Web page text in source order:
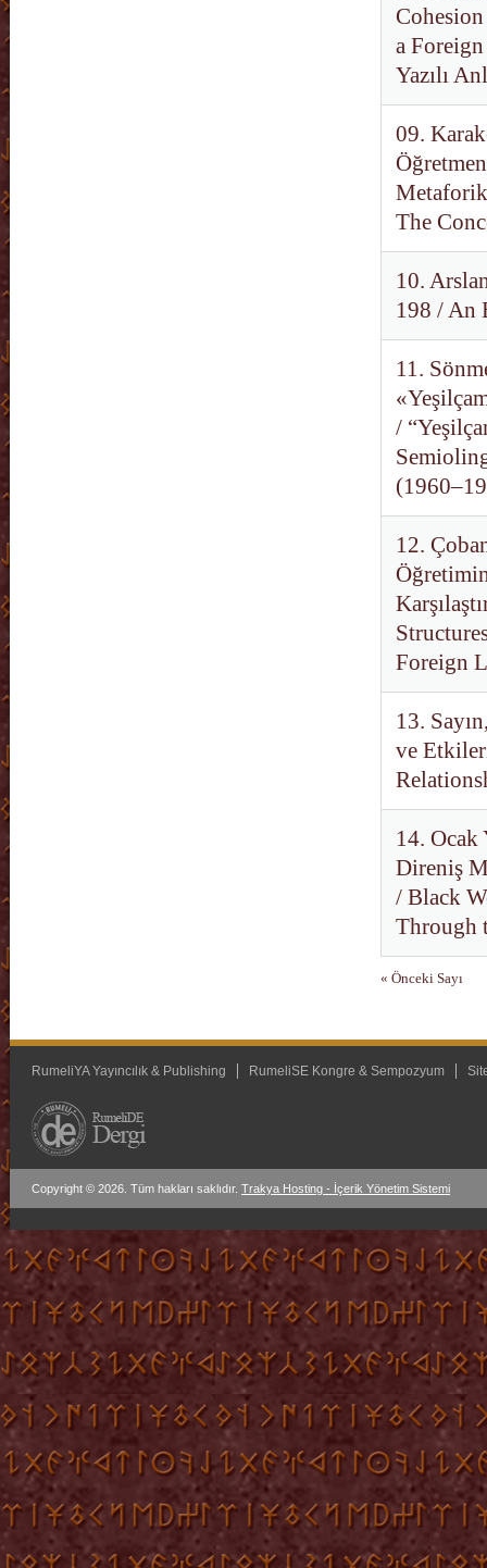
a
Yazılı
09.
Metaforik
The
10.
198 / An
11.
/
12.
Foreign
13.
ve
14. Ocak
Direniş
/ Black
Through
« Önceki Sayı
RumeliYA Yayıncılık & Publishing RumeliSE Kongre & Sempozyum
Copyright © 2026. Tüm hakları saklıdır. Trakya Hosting - İçerik Yönetim Sistemi